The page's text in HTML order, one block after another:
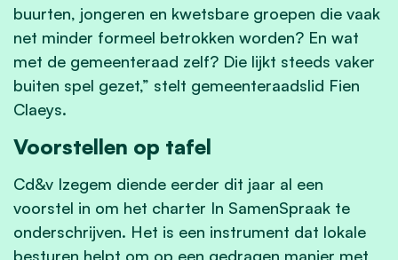
buurten, jongeren en kwetsbare groepen die vaak
net minder formeel betrokken worden? En wat
met de gemeenteraad zelf? Die lijkt steeds vaker
buiten spel gezet,” stelt gemeenteraadslid Fien
Claeys.
Voorstellen op tafel
Cd&v Izegem diende eerder dit jaar al een
voorstel in om het charter In SamenSpraak te
onderschrijven. Het is een instrument dat lokale
besturen helpt om op een gedragen manier met